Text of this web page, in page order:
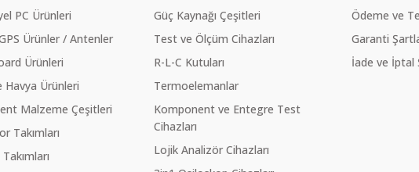
PC Ürünleri
Ürünler / Antenler
Ürünleri
Havya Ürünleri
Malzeme Çeşitleri
Takımları
Güç Kaynağı Çeşitleri
Test ve Ölçüm Cihazları
R-L-C Kutuları
Termoelemanlar
Komponent ve Entegre Test
Cihazları
Lojik Analizör Cihazları
Ödeme ve
Garanti
İade ve İptal